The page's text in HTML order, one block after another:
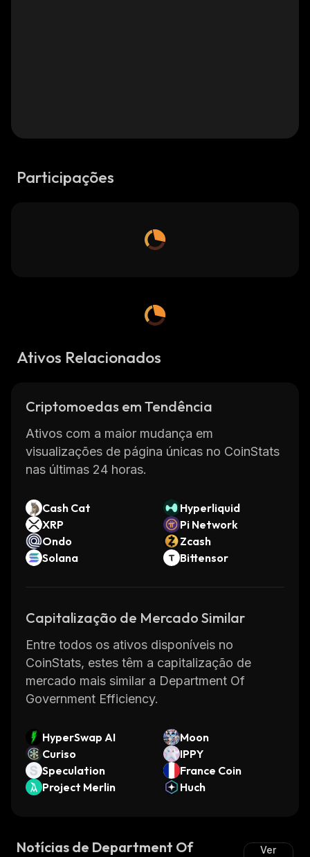
Participações
Ativos Relacionados
Criptomoedas em Tendência
Ativos com a maior mudança em
visualizações de página únicas no CoinStats
nas últimas 24 horas.
Cash Cat
Hyperliquid
XRP
Pi Network
Ondo
Zcash
Solana
Bittensor
Capitalização de Mercado Similar
Entre todos os ativos disponíveis no
CoinStats, estes têm a capitalização de
mercado mais similar a Department Of
Government Efficiency.
HyperSwap AI
Moon
Curiso
IPPY
Speculation
France Coin
Project Merlin
Huch
Notícias de Department Of
Ver